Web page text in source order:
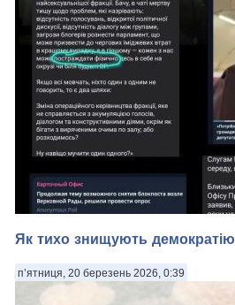
Дуже прихильна до України
Марта Кос дала впливовому Politico
щодо розширення Євросоюзу і
оригінальний текст (посилання на
тексту). У нас підхопили ...
Як тихо знищують демократію
п’ятниця, 20 березень 2026, 0:39